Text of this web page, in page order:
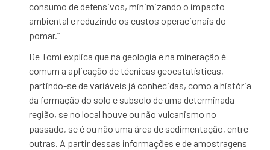
consumo de defensivos, minimizando o impacto
ambiental e reduzindo os custos operacionais do
pomar.”
De Tomi explica que na geologia e na mineração é
comum a aplicação de técnicas geoestatísticas,
partindo-se de variáveis já conhecidas, como a história
da formação do solo e subsolo de uma determinada
região, se no local houve ou não vulcanismo no
passado, se é ou não uma área de sedimentação, entre
outras. A partir dessas informações e de amostragens